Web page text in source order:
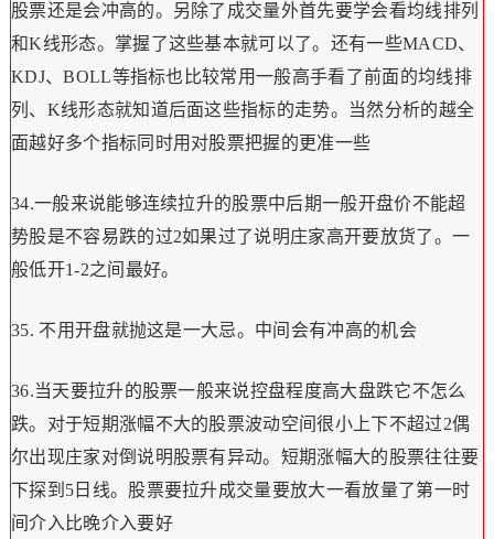
股票还是会冲高的。另除了成交量外首先要学会看均线排列
和K线形态。掌握了这些基本就可以了。还有一些MACD、
KDJ、BOLL等指标也比较常用一般高手看了前面的均线排
列、K线形态就知道后面这些指标的走势。当然分析的越全
面越好多个指标同时用对股票把握的更准一些
34.一般来说能够连续拉升的股票中后期一般开盘价不能超
势股是不容易跌的过2如果过了说明庄家高开要放货了。一
般低开1-2之间最好。
35. 不用开盘就抛这是一大忌。中间会有冲高的机会
36.当天要拉升的股票一般来说控盘程度高大盘跌它不怎么
跌。对于短期涨幅不大的股票波动空间很小上下不超过2偶
尔出现庄家对倒说明股票有异动。短期涨幅大的股票往往要
下探到5日线。股票要拉升成交量要放大一看放量了第一时
间介入比晚介入要好